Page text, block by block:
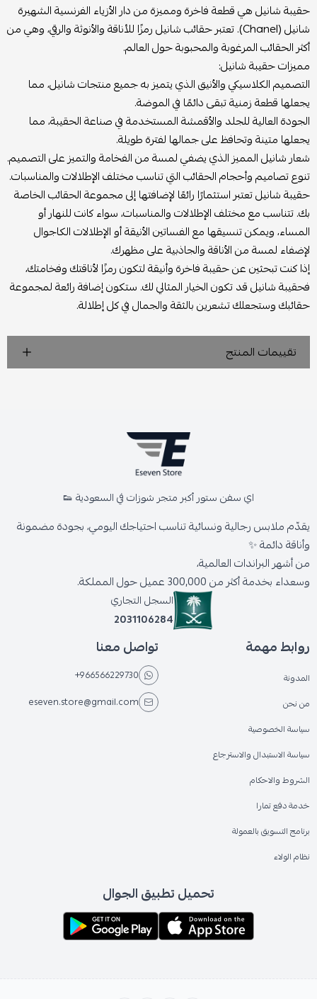
حقيبة شانيل هي قطعة فاخرة ومميزة من دار الأزياء الفرنسية الشهيرة
شانيل (Chanel). تعتبر حقائب شانيل رمزًا للأناقة والأنوثة والرقي، وهي من
أكثر الحقائب المرغوبة والمحبوبة حول العالم.
مميزات حقيبة شانيل:
التصميم الكلاسيكي والأنيق الذي يتميز به جميع منتجات شانيل، مما
يجعلها قطعة زمنية تبقى دائمًا في الموضة.
الجودة العالية للجلد والأقمشة المستخدمة في صناعة الحقيبة، مما
يجعلها متينة وتحافظ على جمالها لفترة طويلة.
شعار شانيل المميز الذي يضفي لمسة من الفخامة والتميز على التصميم.
تنوع تصاميم وأحجام الحقائب التي تناسب مختلف الإطلالات والمناسبات.
حقيبة شانيل تعتبر استثمارًا رائعًا لإضافتها إلى مجموعة الحقائب الخاصة
بك. تتناسب مع مختلف الإطلالات والمناسبات، سواء كانت للنهار أو
المساء، ويمكن تنسيقها مع الفساتين الأنيقة أو الإطلالات الكاجوال
لإضفاء لمسة من الأناقة والجاذبية على مظهرك.
إذا كنت تبحثين عن حقيبة فاخرة وأنيقة لتكون رمزًا لأناقتك وفخامتك،
فحقيبة شانيل قد تكون الخيار المثالي لك. ستكون إضافة رائعة لمجموعة
حقائبك وستجعلك تشعرين بالثقة والجمال في كل إطلالة.
تقييمات المنتج
اي سفن ستور أكبر متجر شوزات في السعودية 👟
يقدّم ملابس رجالية ونسائية تناسب احتياجك اليومي، بجودة مضمونة
وأناقة دائمة ✨
من أشهر البراندات العالمية،
وسعداء بخدمة أكثر من 300,000 عميل حول المملكة.
السجل التجاري
2031106284
روابط مهمة
المدونة
من نحن
سياسة الخصوصية
سياسة الاستبدال والاسترجاع
الشروط والاحكام
خدمة دفع تمارا
برنامج التسويق بالعمولة
نظام الولاء
تواصل معنا
+966566229730
eseven.store@gmail.com
تحميل تطبيق الجوال